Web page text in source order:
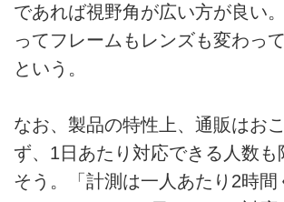
であれば視野角が広い方が良い
ってフレームもレンズも変わっ
という。
なお、製品の特性上、通販はお
ず、1日あたり対応できる人数も
そう。「計測は一人あたり2時間